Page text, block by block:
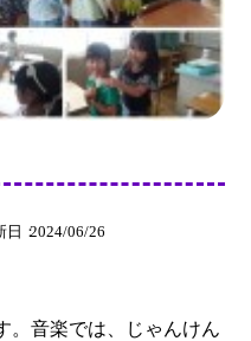
日 2024/06/26
。音楽では、じゃんけん